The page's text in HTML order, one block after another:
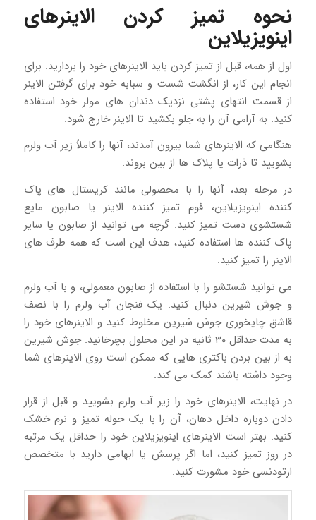
نحوه تمیز کردن الاینرهای
اینویزیلاین
اول از همه، قبل از تمیز کردن باید الاینرهای خود را بردارید. برای
انجام این کار، از انگشت شست و سبابه خود برای گرفتن الاینر
از قسمت انتهای پشتی نزدیک دندان های مولر خود استفاده
کنید. به آرامی آن را به جلو بکشید تا الاینر خارج شود.
هنگامی که الاینرهای شما بیرون آمدند، آنها را کاملاً زیر آب ولرم
بشویید تا ذرات یا پلاک ها از بین بروند.
در مرحله بعد، آنها را با محصولی مانند کریستال های پاک
کننده اینویزیلاین، فوم تمیز کننده الاینر یا صابون مایع
شستشوی دست تمیز کنید. گرچه می توانید از صابون یا سایر
پاک کننده ها استفاده کنید، هدف این است که همه طرف های
الاینر را تمیز کنید.
می توانید شستشو را با استفاده از صابون معمولی، و با آب ولرم
و جوش شیرین دنبال کنید. یک فنجان آب ولرم را با نصف
قاشق چایخوری جوش شیرین مخلوط کنید و الاینرهای خود را
به مدت حداقل ۳۰ ثانیه در این محلول بچرخانید. جوش شیرین
به از بین بردن باکتری هایی که ممکن است روی الاینرهای شما
وجود داشته باشند کمک می کند.
در نهایت، الاینرهای خود را زیر آب ولرم بشویید و قبل از قرار
دادن دوباره داخل دهان، آن را با یک حوله تمیز و نرم خشک
کنید. بهتر است الاینرهای اینویزیلاین خود را حداقل یک مرتبه
در روز تمیز کنید، اما اگر پرسش یا ابهامی دارید با متخصص
ارتودنسی خود مشورت کنید.